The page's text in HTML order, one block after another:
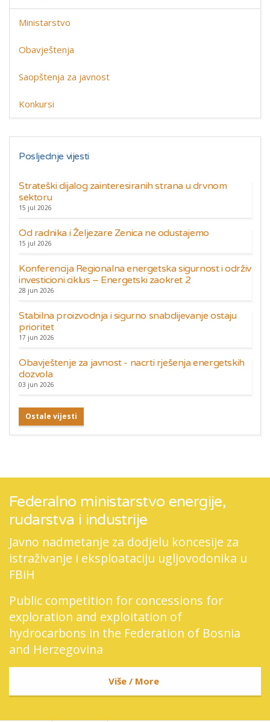
Ministarstvo
Obavještenja
Saopštenja za javnost
Konkursi
Posljednje vijesti
Strateški dijalog zainteresiranih strana u drvnom
sektoru
15 jul 2026
Od radnika i Željezare Zenica ne odustajemo
15 jul 2026
Konferencija Regionalna energetska sigurnost i održiv
investicioni ciklus – Energetski zaokret 2
28 jun 2026
Stabilna proizvodnja i sigurno snabdijevanje ostaju
prioritet
17 jun 2026
Obavještenje za javnost - nacrti rješenja energetskih
dozvola
03 jun 2026
Ostale vijesti
Federalno ministarstvo energije,
rudarstva i industrije
Javno nadmetanje za dodjelu koncesije za
istraživanje i eksploataciju ugljovodonika u
FBiH
Public competition for concessions for
exploration and exploitation of
hydrocarbons in the Federation of Bosnia
and Herzegovina
Više / More